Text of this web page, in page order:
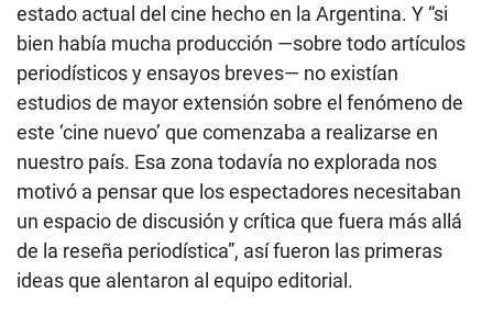
estado actual del cine hecho en la Argentina. Y “si
bien había mucha producción —sobre todo artículos
periodísticos y ensayos breves— no existían
estudios de mayor extensión sobre el fenómeno de
este ‘cine nuevo’ que comenzaba a realizarse en
nuestro país. Esa zona todavía no explorada nos
motivó a pensar que los espectadores necesitaban
un espacio de discusión y crítica que fuera más allá
de la reseña periodística”, así fueron las primeras
ideas que alentaron al equipo editorial.